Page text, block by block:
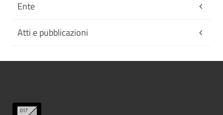
Ente
Atti e pubblicazioni